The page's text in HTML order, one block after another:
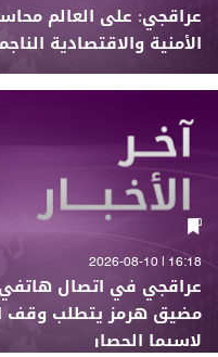
عراقجي: على العالم
الأمنية والاقتصادية
16:18 | 2026-08-10
عراقجي في اتصال هاتفي
مضيق هرمز يتطلب وقف
لاسيما الحصار